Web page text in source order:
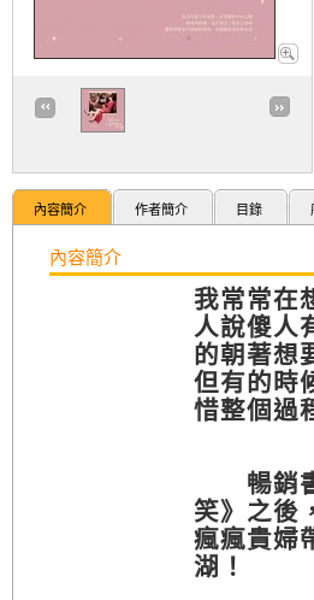
內容簡介 作者簡介 目錄
內容簡介
我常常在
人說傻人
的朝著想
但有的時
惜整個過
暢銷書
笑》之後
瘋瘋貴婦
湖！